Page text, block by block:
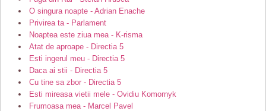
O singura noapte - Adrian Enache
Privirea ta - Parlament
Noaptea este ziua mea - K-risma
Atat de aproape - Directia 5
Esti ingerul meu - Directia 5
Daca ai stii - Directia 5
Cu tine sa zbor - Directia 5
Esti mireasa vietii mele - Ovidiu Komornyk
Frumoasa mea - Marcel Pavel